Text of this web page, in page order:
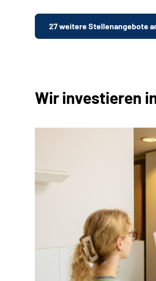
27 weitere Stellenangebote
Wir investieren